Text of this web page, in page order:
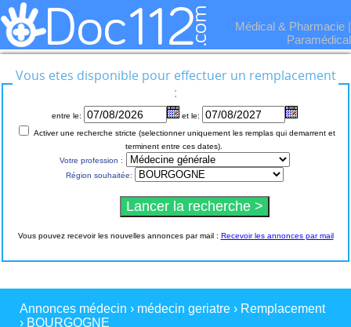
Médical & Pharmacie |
Paramédical
Vous etes disponible pour effectuer un remplacement
:
entre le:
et le:
terminent entre ces dates).
Votre profession :
Région souhaitée:
Vous pouvez recevoir les nouvelles annonces par mail : Recevoir les annonces par mail
Annonces médecin › médecin geriatre › Remplacement
› BOURGOGNE